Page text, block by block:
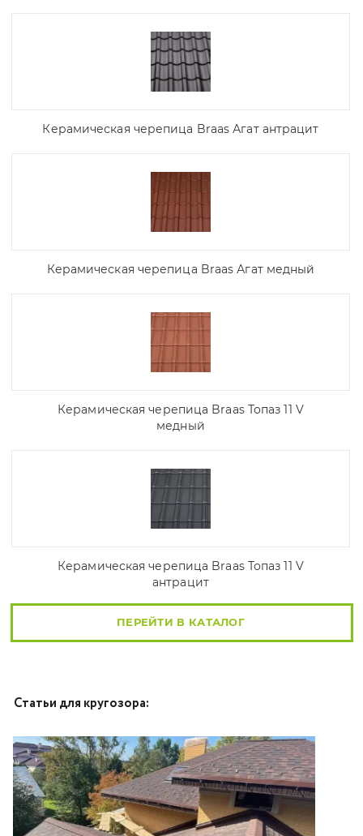
Керамическая черепица Braas Агат антрацит
Керамическая черепица Braas Агат медный
Керамическая черепица Braas Топаз 11 V
медный
Керамическая черепица Braas Топаз 11 V
антрацит
ПЕРЕЙТИ В КАТАЛОГ
Статьи для кругозора: